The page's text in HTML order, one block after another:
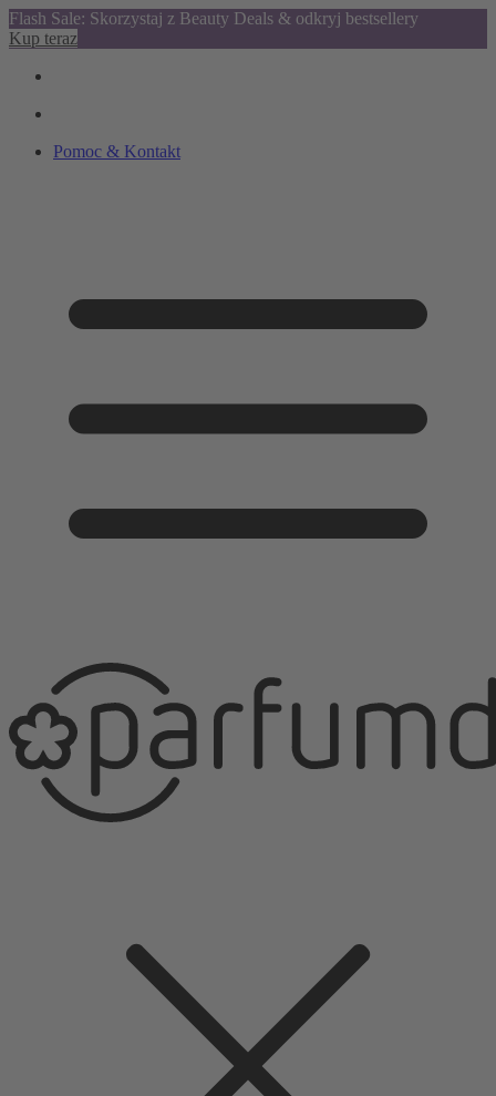
Flash Sale: Skorzystaj z Beauty Deals & odkryj bestsellery
Kup teraz
Pomoc & Kontakt